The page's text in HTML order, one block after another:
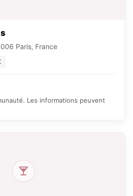
Paris, France
Les informations peuvent